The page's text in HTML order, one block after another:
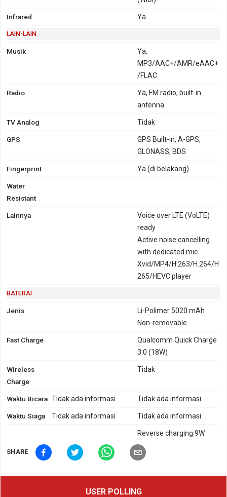
Infrared Ya
LAIN-LAIN
Musik
Ya,
MP3/AAC+/AMR/eAAC+
/FLAC
Radio
Ya, FM radio; built-in
antenna
TV Analog Tidak
GPS
GPS Built-in, A-GPS,
GLONASS, BDS
Fingerprint Ya (di belakang)
Water
Resistant
Lainnya
Voice over LTE (VoLTE)
ready
Active noise cancelling
with dedicated mic
Xvid/MP4/H.263/H.264/H
265/HEVC player
BATERAI
Jenis
Li-Polimer 5020 mAh
Non-removable
Fast Charge
Qualcomm Quick Charge
3.0 (18W)
Wireless
Charge
Tidak
Waktu Bicara Tidak ada informasi Tidak ada informasi
Waktu Siaga Tidak ada informasi Tidak ada informasi
Reverse charging 9W
SHARE
USER POLLING